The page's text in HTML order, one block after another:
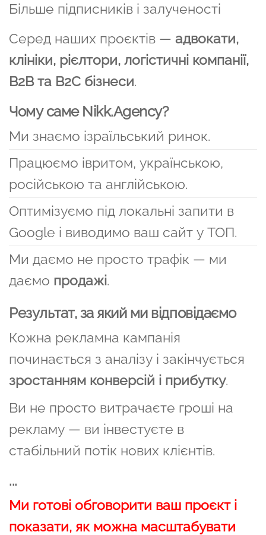
Більше підписників і залученості
Серед наших проєктів — адвокати,
клініки, рієлтори, логістичні компанії,
B2B та B2C бізнеси.
Чому саме Nikk.Agency?
Ми знаємо ізраїльський ринок.
Працюємо івритом, українською,
російською та англійською.
Оптимізуємо під локальні запити в
Google і виводимо ваш сайт у ТОП.
Ми даємо не просто трафік — ми
даємо продажі.
Результат, за який ми відповідаємо
Кожна рекламна кампанія
починається з аналізу і закінчується
зростанням конверсій і прибутку.
Ви не просто витрачаєте гроші на
рекламу — ви інвестуєте в
стабільний потік нових клієнтів.
...
Ми готові обговорити ваш проєкт і
показати, як можна масштабувати